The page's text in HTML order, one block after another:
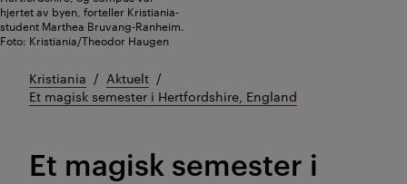
hjertet av byen, forteller Kristiania-
student Marthea Bruvang-Ranheim.
Foto: Kristiania/Theodor Haugen
Kristiania
Aktuelt
Et magisk semester i Hertfordshire, England
Et magisk semester i